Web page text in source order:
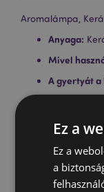
Aromalámpa,
Anyaga:
Mivel
A gyertyát
Biztonsági
használati
mellékelve
Ez a
Ez a
a